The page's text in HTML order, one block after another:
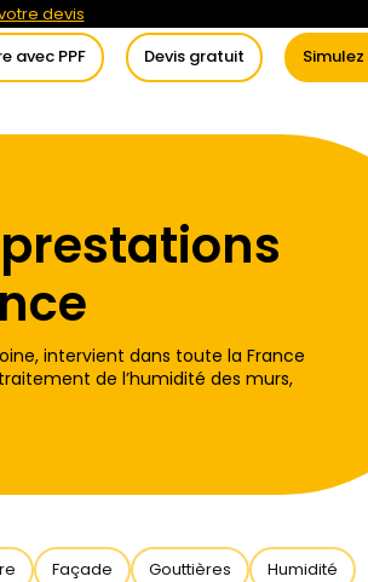
devis
avec PPF
Devis gratuit
de l’eau Conseils
intervient dans toute la France
de l’humidité des murs,
Façade Gouttières Humidité